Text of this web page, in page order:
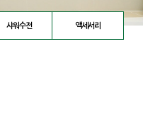
샤워수전 액세서리